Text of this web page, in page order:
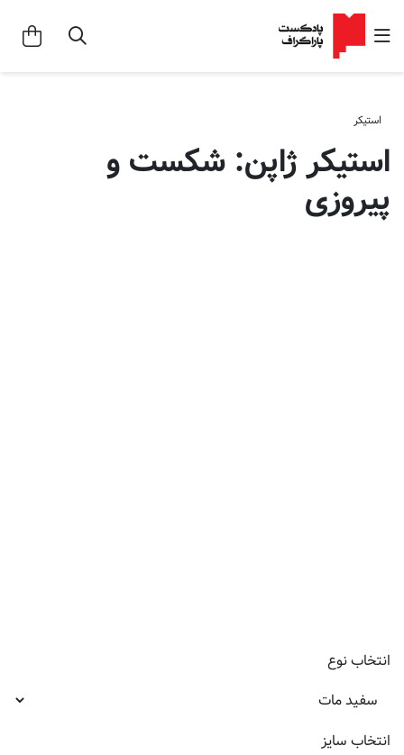
استیکر
استیکر ژاپن: شکست و
پیروزی
انتخابنوع
انتخاب سایز